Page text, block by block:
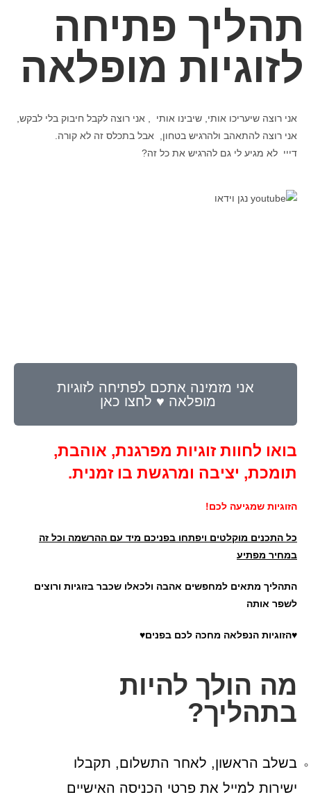
תהליך פתיחה
לזוגיות מופלאה
אני רוצה שיעריכו אותי, שיבינו אותי , אני רוצה לקבל חיבוק בלי לבקש,
אני רוצה להתאהב ולהרגיש בטחון, אבל בתכלס זה לא קורה.
דייי לא מגיע לי גם להרגיש את כל זה?
אני מזמינה אתכם לפתיחה לזוגיות
מופלאה ♥ לחצו כאן
בואו לחוות זוגיות מפרגנת, אוהבת,
תומכת, יציבה ומרגשת בו זמנית.
הזוגיות שמגיעה לכם!
כל התכנים מוקלטים ויפתחו בפניכם מיד עם ההרשמה וכל זה
במחיר מפתיע
התהליך מתאים למחפשים אהבה ולכאלו שכבר בזוגיות ורוצים
לשפר אותה
♥הזוגיות הנפלאה מחכה לכם בפנים♥
מה הולך להיות
בתהליך?
בשלב הראשון, לאחר התשלום, תקבלו
ישירות למייל את פרטי הכניסה האישיים